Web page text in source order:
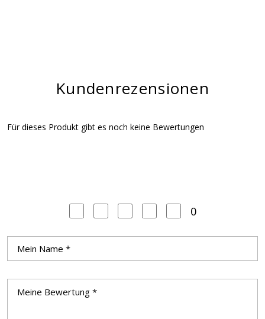
Kundenrezensionen
Für dieses Produkt gibt es noch keine Bewertungen
0